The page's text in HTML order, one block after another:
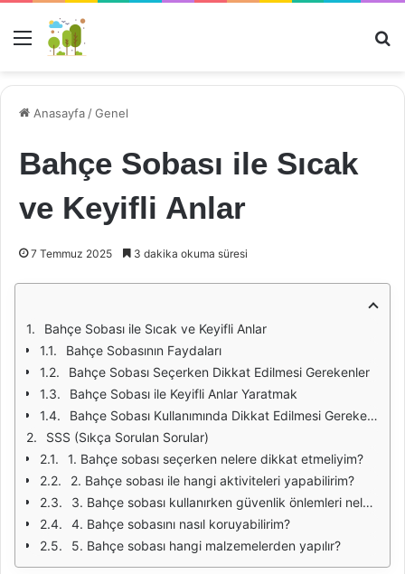
Menü
Anasayfa /Genel
Bahçe Sobası ile Sıcak
ve Keyifli Anlar
7 Temmuz 2025 3 dakika okuma süresi
Bahçe Sobası ile Sıcak ve Keyifli Anlar
Bahçe Sobasının Faydaları
Bahçe Sobası Seçerken Dikkat Edilmesi Gerekenler
Bahçe Sobası ile Keyifli Anlar Yaratmak
Bahçe Sobası Kullanımında Dikkat Edilmesi Gerekenler
SSS (Sıkça Sorulan Sorular)
1. Bahçe sobası seçerken nelere dikkat etmeliyim?
2. Bahçe sobası ile hangi aktiviteleri yapabilirim?
3. Bahçe sobası kullanırken güvenlik önlemleri nelerdir?
4. Bahçe sobasını nasıl koruyabilirim?
5. Bahçe sobası hangi malzemelerden yapılır?